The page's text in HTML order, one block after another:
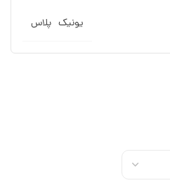
یونیک پلاس